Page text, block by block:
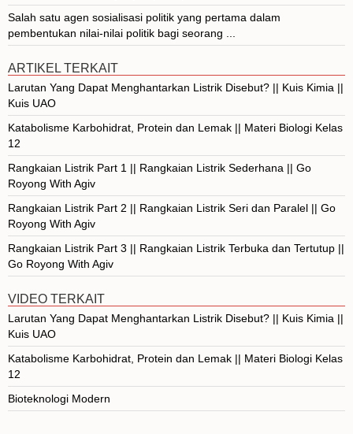
Salah satu agen sosialisasi politik yang pertama dalam
pembentukan nilai-nilai politik bagi seorang ...
ARTIKEL TERKAIT
Larutan Yang Dapat Menghantarkan Listrik Disebut? || Kuis Kimia ||
Kuis UAO
Katabolisme Karbohidrat, Protein dan Lemak || Materi Biologi Kelas
12
Rangkaian Listrik Part 1 || Rangkaian Listrik Sederhana || Go
Royong With Agiv
Rangkaian Listrik Part 2 || Rangkaian Listrik Seri dan Paralel || Go
Royong With Agiv
Rangkaian Listrik Part 3 || Rangkaian Listrik Terbuka dan Tertutup ||
Go Royong With Agiv
VIDEO TERKAIT
Larutan Yang Dapat Menghantarkan Listrik Disebut? || Kuis Kimia ||
Kuis UAO
Katabolisme Karbohidrat, Protein dan Lemak || Materi Biologi Kelas
12
Bioteknologi Modern